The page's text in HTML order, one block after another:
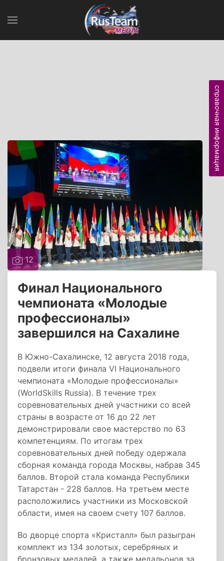
12
Финал Национального
чемпионата «Молодые
профессионалы»
завершился на Сахалине
В Южно-Сахалинске, 12 августа 2018 года,
подвели итоги финала VI Национального
чемпионата «Молодые профессионалы»
(WorldSkills Russia). В течение трех
соревновательных дней участники со всей
страны в возрасте от 16 до 22 лет
демонстрировали свое мастерство по 63
компетенциям. По итогам трех
соревновательных дней победу одержала
сборная команда города Москвы, набрав 345
баллов. Второй стала команда Республики
Татарстан - 228 баллов. На третьем месте
расположились участники из Московской
области, имея на своем счету 107 баллов.
Во дворце спорта «Кристалл» был разыгран
комплект из 134 золотых, серебряных и
бронзовых медалей, а также медальонов за
справочная информация